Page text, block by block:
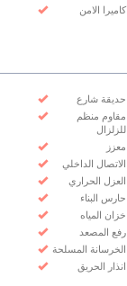
كاميرا الامن
حديقة شارع
مقاوم منظم
للزلزال
معزز
الاتصال الداخلي
العزل الحراري
حارس البناء
خزان المياه
رفع المصعد
الخرسانة المسلحة
انذار الحريق